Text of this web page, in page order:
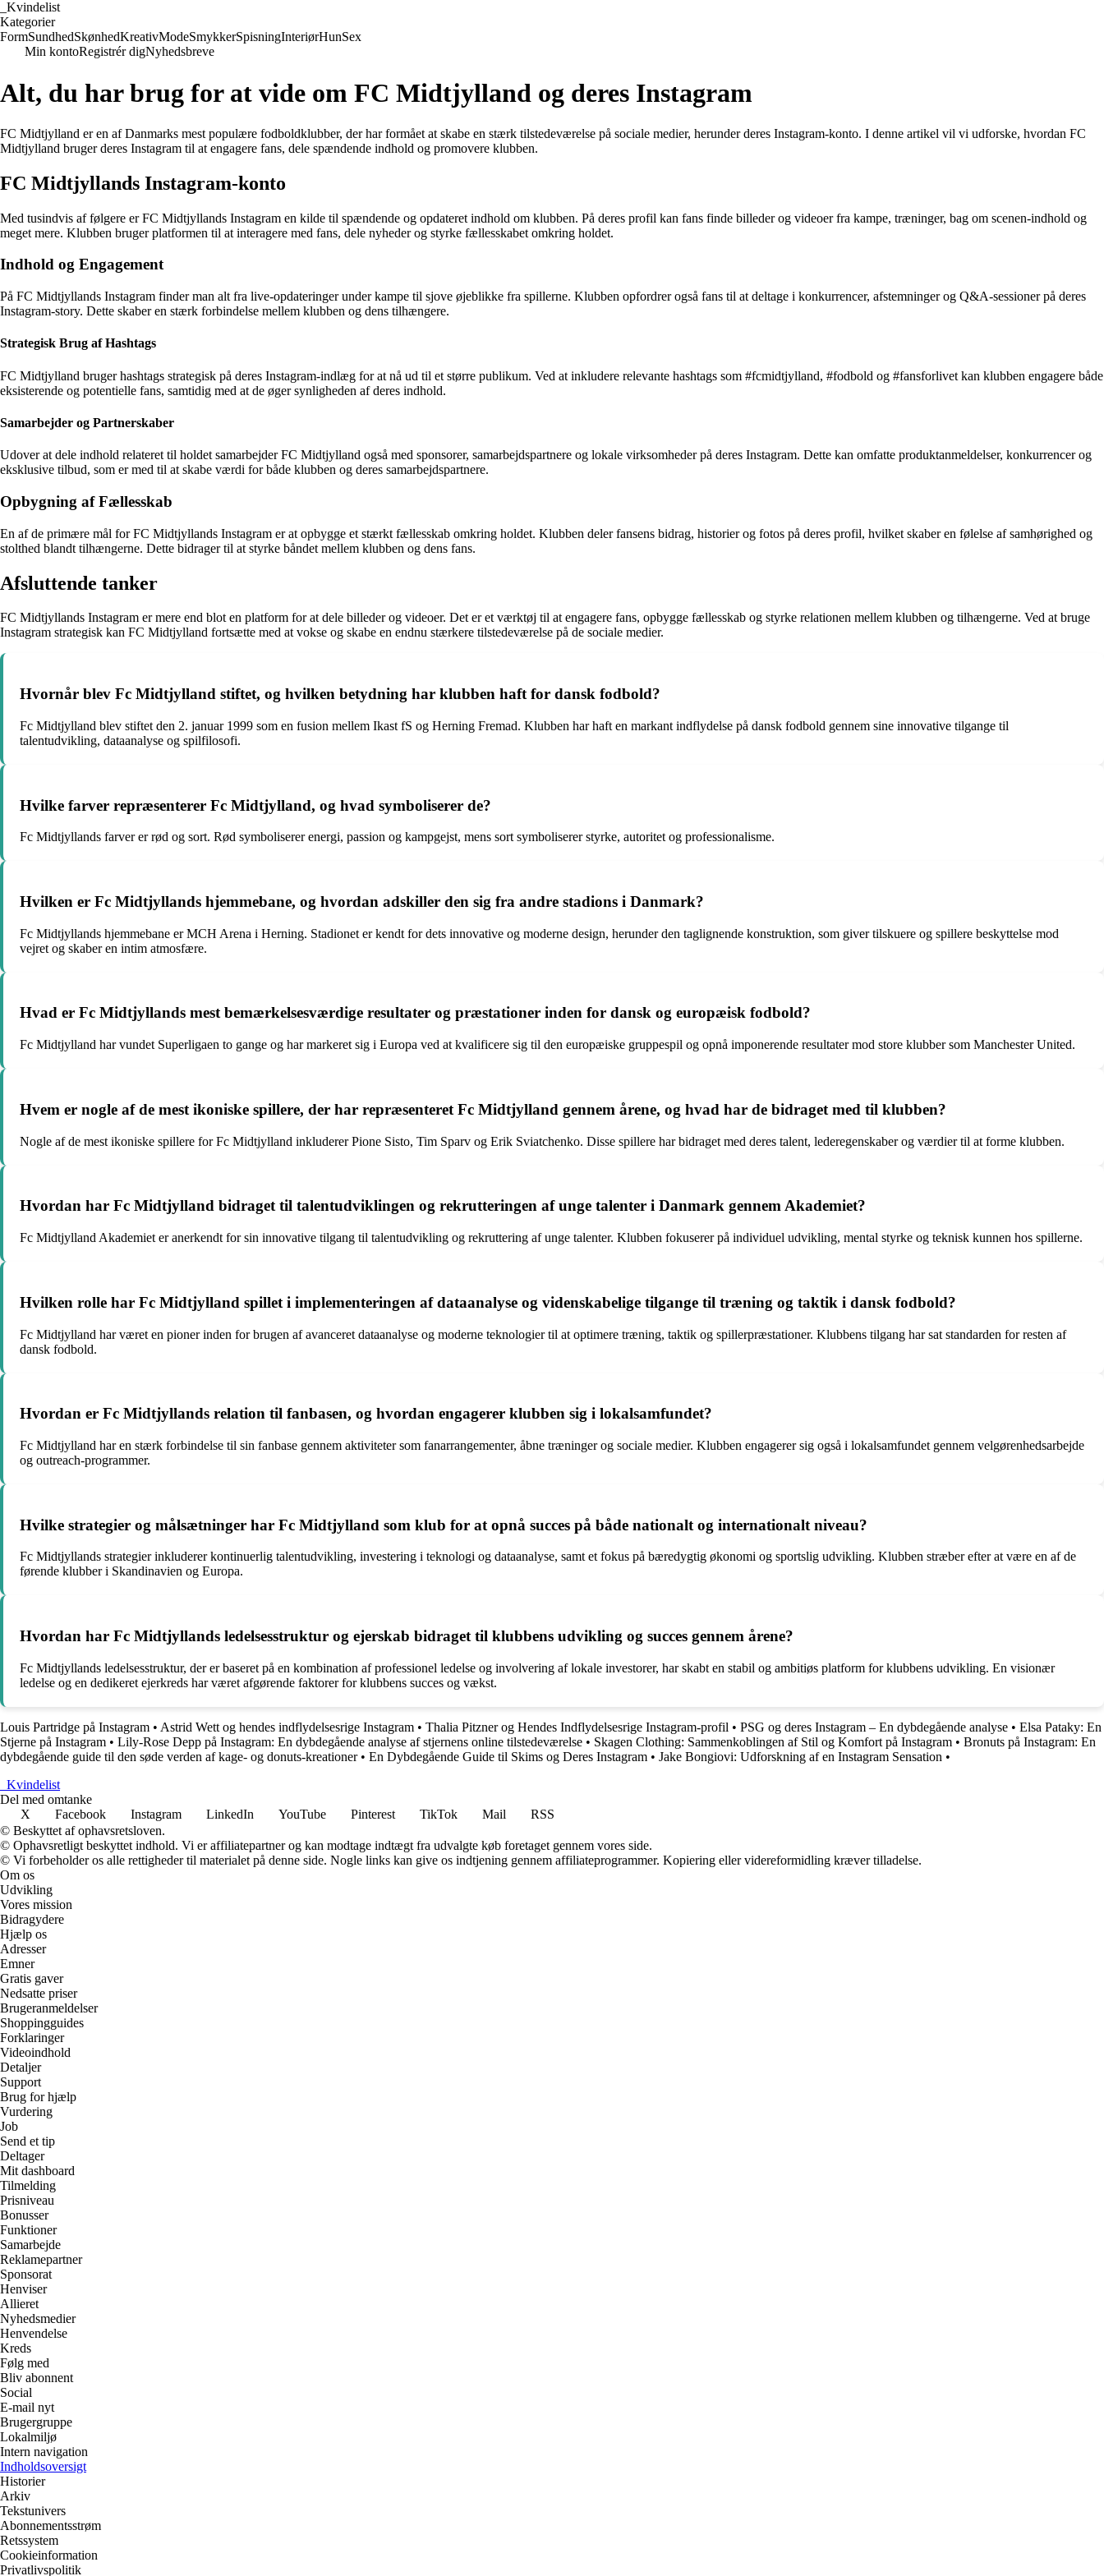
Kvindelist
Kategorier
FormSundhedSkønhedKreativModeSmykkerSpisningInteriørHunSex
Min kontoRegistrér digNyhedsbreve
Alt, du har brug for at vide om FC Midtjylland og deres Instagram
FC Midtjylland er en af Danmarks mest populære fodboldklubber, der har formået at skabe en stærk tilstedeværelse på sociale medier, herunder deres Instagram-konto. I denne artikel vil vi udforske, hvordan FC
Midtjylland bruger deres Instagram til at engagere fans, dele spændende indhold og promovere klubben.
FC Midtjyllands Instagram-konto
Med tusindvis af følgere er FC Midtjyllands Instagram en kilde til spændende og opdateret indhold om klubben. På deres profil kan fans finde billeder og videoer fra kampe, træninger, bag om scenen-indhold og
meget mere. Klubben bruger platformen til at interagere med fans, dele nyheder og styrke fællesskabet omkring holdet.
Indhold og Engagement
På FC Midtjyllands Instagram finder man alt fra live-opdateringer under kampe til sjove øjeblikke fra spillerne. Klubben opfordrer også fans til at deltage i konkurrencer, afstemninger og Q&A-sessioner på deres
Instagram-story. Dette skaber en stærk forbindelse mellem klubben og dens tilhængere.
Strategisk Brug af Hashtags
FC Midtjylland bruger hashtags strategisk på deres Instagram-indlæg for at nå ud til et større publikum. Ved at inkludere relevante hashtags som #fcmidtjylland, #fodbold og #fansforlivet kan klubben engagere både
eksisterende og potentielle fans, samtidig med at de øger synligheden af deres indhold.
Samarbejder og Partnerskaber
Udover at dele indhold relateret til holdet samarbejder FC Midtjylland også med sponsorer, samarbejdspartnere og lokale virksomheder på deres Instagram. Dette kan omfatte produktanmeldelser, konkurrencer og
eksklusive tilbud, som er med til at skabe værdi for både klubben og deres samarbejdspartnere.
Opbygning af Fællesskab
En af de primære mål for FC Midtjyllands Instagram er at opbygge et stærkt fællesskab omkring holdet. Klubben deler fansens bidrag, historier og fotos på deres profil, hvilket skaber en følelse af samhørighed og
stolthed blandt tilhængerne. Dette bidrager til at styrke båndet mellem klubben og dens fans.
Afsluttende tanker
FC Midtjyllands Instagram er mere end blot en platform for at dele billeder og videoer. Det er et værktøj til at engagere fans, opbygge fællesskab og styrke relationen mellem klubben og tilhængerne. Ved at bruge
Instagram strategisk kan FC Midtjylland fortsætte med at vokse og skabe en endnu stærkere tilstedeværelse på de sociale medier.
Hvornår blev Fc Midtjylland stiftet, og hvilken betydning har klubben haft for dansk fodbold?
Fc Midtjylland blev stiftet den 2. januar 1999 som en fusion mellem Ikast fS og Herning Fremad. Klubben har haft en markant indflydelse på dansk fodbold gennem sine innovative tilgange til
talentudvikling, dataanalyse og spilfilosofi.
Hvilke farver repræsenterer Fc Midtjylland, og hvad symboliserer de?
Fc Midtjyllands farver er rød og sort. Rød symboliserer energi, passion og kampgejst, mens sort symboliserer styrke, autoritet og professionalisme.
Hvilken er Fc Midtjyllands hjemmebane, og hvordan adskiller den sig fra andre stadions i Danmark?
Fc Midtjyllands hjemmebane er MCH Arena i Herning. Stadionet er kendt for dets innovative og moderne design, herunder den taglignende konstruktion, som giver tilskuere og spillere beskyttelse mod
vejret og skaber en intim atmosfære.
Hvad er Fc Midtjyllands mest bemærkelsesværdige resultater og præstationer inden for dansk og europæisk fodbold?
Fc Midtjylland har vundet Superligaen to gange og har markeret sig i Europa ved at kvalificere sig til den europæiske gruppespil og opnå imponerende resultater mod store klubber som Manchester United.
Hvem er nogle af de mest ikoniske spillere, der har repræsenteret Fc Midtjylland gennem årene, og hvad har de bidraget med til klubben?
Nogle af de mest ikoniske spillere for Fc Midtjylland inkluderer Pione Sisto, Tim Sparv og Erik Sviatchenko. Disse spillere har bidraget med deres talent, lederegenskaber og værdier til at forme klubben.
Hvordan har Fc Midtjylland bidraget til talentudviklingen og rekrutteringen af unge talenter i Danmark gennem Akademiet?
Fc Midtjylland Akademiet er anerkendt for sin innovative tilgang til talentudvikling og rekruttering af unge talenter. Klubben fokuserer på individuel udvikling, mental styrke og teknisk kunnen hos spillerne.
Hvilken rolle har Fc Midtjylland spillet i implementeringen af dataanalyse og videnskabelige tilgange til træning og taktik i dansk fodbold?
Fc Midtjylland har været en pioner inden for brugen af avanceret dataanalyse og moderne teknologier til at optimere træning, taktik og spillerpræstationer. Klubbens tilgang har sat standarden for resten af
dansk fodbold.
Hvordan er Fc Midtjyllands relation til fanbasen, og hvordan engagerer klubben sig i lokalsamfundet?
Fc Midtjylland har en stærk forbindelse til sin fanbase gennem aktiviteter som fanarrangementer, åbne træninger og sociale medier. Klubben engagerer sig også i lokalsamfundet gennem velgørenhedsarbejde
og outreach-programmer.
Hvilke strategier og målsætninger har Fc Midtjylland som klub for at opnå succes på både nationalt og internationalt niveau?
Fc Midtjyllands strategier inkluderer kontinuerlig talentudvikling, investering i teknologi og dataanalyse, samt et fokus på bæredygtig økonomi og sportslig udvikling. Klubben stræber efter at være en af de
førende klubber i Skandinavien og Europa.
Hvordan har Fc Midtjyllands ledelsesstruktur og ejerskab bidraget til klubbens udvikling og succes gennem årene?
Fc Midtjyllands ledelsesstruktur, der er baseret på en kombination af professionel ledelse og involvering af lokale investorer, har skabt en stabil og ambitiøs platform for klubbens udvikling. En visionær
ledelse og en dedikeret ejerkreds har været afgørende faktorer for klubbens succes og vækst.
Louis Partridge på Instagram • Astrid Wett og hendes indflydelsesrige Instagram • Thalia Pitzner og Hendes Indflydelsesrige Instagram-profil • PSG og deres Instagram – En dybdegående analyse • Elsa Pataky: En
Stjerne på Instagram • Lily-Rose Depp på Instagram: En dybdegående analyse af stjernens online tilstedeværelse • Skagen Clothing: Sammenkoblingen af Stil og Komfort på Instagram • Bronuts på Instagram: En
dybdegående guide til den søde verden af ​​kage- og donuts-kreationer• En Dybdegående Guide til Skims og Deres Instagram • Jake Bongiovi: Udforskning af en Instagram Sensation •
Kvindelist
Del med omtanke
X
Facebook Instagram LinkedIn YouTube Pinterest TikTok Mail
RSS
© Beskyttet af ophavsretsloven.
© Ophavsretligt beskyttet indhold. Vi er affiliatepartner og kan modtage indtægt fra udvalgte køb foretaget gennem vores side.
© Vi forbeholder os alle rettigheder til materialet på denne side. Nogle links kan give os indtjening gennem affiliateprogrammer. Kopiering eller videreformidling kræver tilladelse.
Om os
Udvikling
Vores mission
Bidragydere
Hjælp os
Adresser
Emner
Gratis gaver
Nedsatte priser
Brugeranmeldelser
Shoppingguides
Forklaringer
Videoindhold
Detaljer
Support
Brug for hjælp
Vurdering
Job
Send et tip
Deltager
Mit dashboard
Tilmelding
Prisniveau
Bonusser
Funktioner
Samarbejde
Reklamepartner
Sponsorat
Henviser
Allieret
Nyhedsmedier
Henvendelse
Kreds
Følg med
Bliv abonnent
Social
E-mail nyt
Brugergruppe
Lokalmiljø
Intern navigation
Indholdsoversigt
Historier
Arkiv
Tekstunivers
Abonnementsstrøm
Retssystem
Cookieinformation
Privatlivspolitik